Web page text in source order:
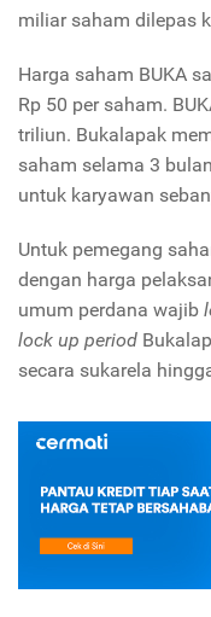
miliar saham dilepas
Harga saham BUKA
Rp 50 per saham.
triliun. Bukalapak
saham selama 3
untuk karyawan
Untuk pemegang
dengan harga
umum perdana wajib
lock up period
secara sukarela